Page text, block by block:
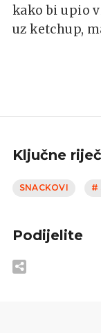
kako bi upio
uz ketchup,
Ključne
SNACKOVI #
Podijelite